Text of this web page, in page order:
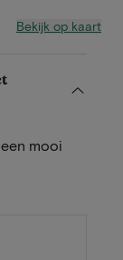
Bekijk op kaart
mooi